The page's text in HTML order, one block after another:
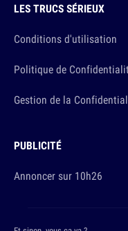
LES TRUCS SÉRIEUX
Conditions d'utilisation
Politique de
Gestion de la
PUBLICITÉ
Annoncer sur 10h26